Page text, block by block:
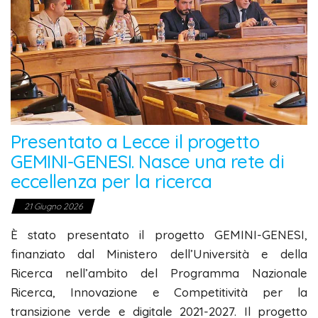
Presentato a Lecce il progetto
GEMINI-GENESI. Nasce una rete di
eccellenza per la ricerca
21 Giugno 2026
È stato presentato il progetto GEMINI-GENESI,
finanziato dal Ministero dell’Università e della
Ricerca nell’ambito del Programma Nazionale
Ricerca, Innovazione e Competitività per la
transizione verde e digitale 2021-2027. Il progetto